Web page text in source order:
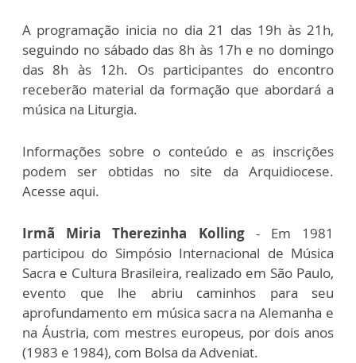
A programação inicia no dia 21 das 19h às 21h,
seguindo no sábado das 8h às 17h e no domingo
das 8h às 12h. Os participantes do encontro
receberão material da formação que abordará a
música na Liturgia.
Informações sobre o conteúdo e as inscrições
podem ser obtidas no site da Arquidiocese.
Acesse aqui.
Irmã Miria Therezinha Kolling- Em 1981
participou do Simpósio Internacional de Música
Sacra e Cultura Brasileira, realizado em São Paulo,
evento que lhe abriu caminhos para seu
aprofundamento em música sacra na Alemanha e
na Áustria, com mestres europeus, por dois anos
(1983 e 1984), com Bolsa da Adveniat.